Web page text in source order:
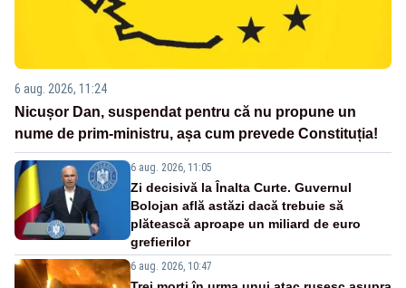
6 aug. 2026, 11:24
Nicușor Dan, suspendat pentru că nu propune un
nume de prim-ministru, așa cum prevede Constituția!
6 aug. 2026, 11:05
Zi decisivă la Înalta Curte. Guvernul
Bolojan află astăzi dacă trebuie să
plătească aproape un miliard de euro
grefierilor
6 aug. 2026, 10:47